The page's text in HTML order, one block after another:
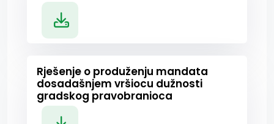
Rješenje o produženju mandata
dosadašnjem vršiocu dužnosti
gradskog pravobranioca